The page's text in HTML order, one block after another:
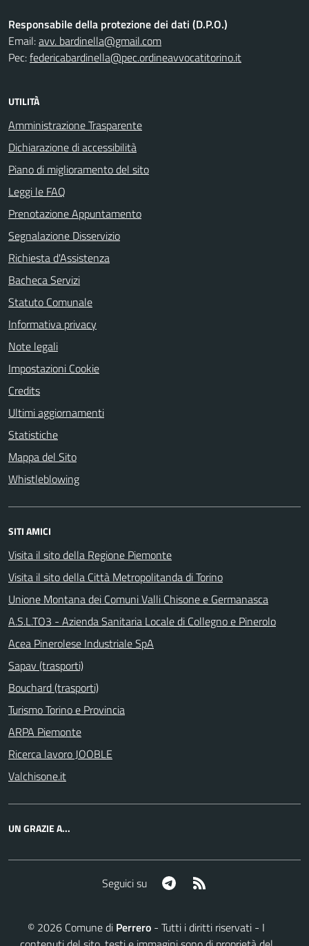
Responsabile della protezione dei dati (D.P.O.)
Email:avv. bardinella@gmail.com
Pec:federicabardinella@pec.ordineavvocatitorino.it
UTILITÀ
Amministrazione Trasparente
Dichiarazione di accessibilità
Piano di miglioramento del sito
Leggi le FAQ
Prenotazione Appuntamento
Segnalazione Disservizio
Richiesta d'Assistenza
Bacheca Servizi
Statuto Comunale
Informativa privacy
Note legali
Impostazioni Cookie
Credits
Ultimi aggiornamenti
Statistiche
Mappa del Sito
Whistleblowing
SITI AMICI
Visita il sito della Regione Piemonte
Visita il sito della Città Metropolitanda di Torino
Unione Montana dei Comuni Valli Chisone e Germanasca
A.S.L.TO3 - Azienda Sanitaria Locale di Collegno e Pinerolo
Acea Pinerolese Industriale SpA
Sapav (trasporti)
Bouchard (trasporti)
Turismo Torino e Provincia
ARPA Piemonte
Ricerca lavoro JOOBLE
Valchisone.it
UN GRAZIE A...
Seguici su Telegram
© 2026 Comune di Perrero - Tutti i diritti riservati - I